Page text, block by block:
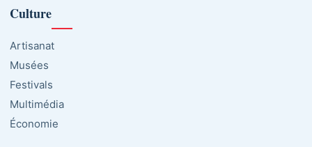
Culture
Artisanat
Musées
Festivals
Multimédia
Économie